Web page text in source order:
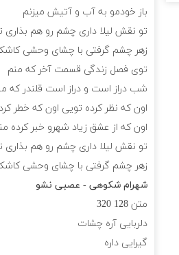
ﺑﺎز ﺧﻮدﻣﻮ ﺑﻪ آب و آﺗﻴﺶ ﻣﻴﺰﻧﻢ
ﺗﻮ ﻧﻘﺶ ﻟﻴﻠﺎ داری ﭼﺸﻢ رو ﻫﻢ
زﻫﺮ ﭼﺸﻢ ﮔﺮﻓﺘﻰ ﺑﺎ ﭼﺸﺎی وﺣﺸﻰ
ﺗﻮی ﻓﺼﻞ زﻧﺪﮔﻰ ﻗﺴﻤﺖ آﺧﺮ ﻛﻪ ﻣﻨﻢ
ﺷﺐ دراز اﺳﺖ و دراز اﺳﺖ ﻗﻠﻨﺪر ﻛﻪ
اون ﻛﻪ ﻧﻈﺮ ﻛﺮده ﺗﻮﻳﻰ اون ﻛﻪ ﺧﻄﺮ
اون ﻛﻪ از ﻋﺸﻖ زﻳﺎد ﺷﻬﺮو ﺧﺒﺮ ﻛﺮده
ﺗﻮ ﻧﻘﺶ ﻟﻴﻠﺎ داری ﭼﺸﻢ رو ﻫﻢ
زﻫﺮ ﭼﺸﻢ ﮔﺮﻓﺘﻰ ﺑﺎ ﭼﺸﺎی وﺣﺸﻰ
شهرام شکوهی - عصبی نشو
متن 128
320
دلربایی آره چشات
گیرایی داره